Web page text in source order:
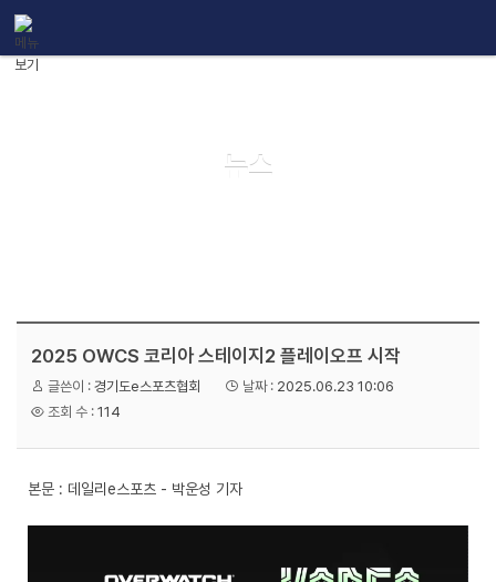
뉴스
2025 OWCS 코리아 스테이지2 플레이오프 시작
글쓴이 : 경기도e스포츠협회 날짜 : 2025.06.23 10:06
조회 수 : 114
본문 : 데일리e스포츠 - 박운성 기자